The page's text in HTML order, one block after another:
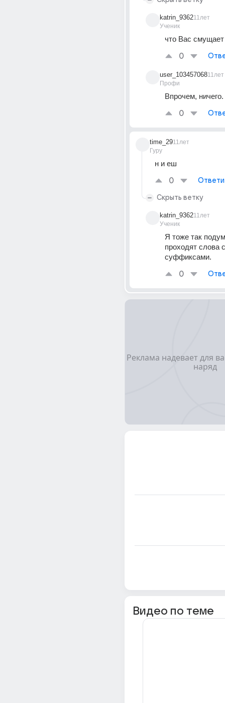
katrin_9362
Ученик
11лет
что Вас
0
user_103457068
Профи
11лет
Впрочем,
0
time_29
Гуру
11лет
н и еш
0
Скрыть ветку
katrin_9362
Ученик
11лет
Я тоже так
проходят слова
суффиксами.
0
Видео по теме